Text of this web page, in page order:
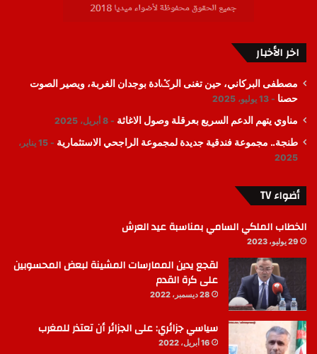
اخر الأخبار
مصطفى البركاني، حين تغنى الرݣادة بوجدان الغربة، ويصير الصوت
حصنا
13 يوليو، 2025
مناوي يتهم الدعم السريع بعرقلة وصول الاغاثة 8 أبريل، 2025
طنجة.. مجموعة فندقية جديدة لمجموعة الراجحي الاستثمارية
15 يناير،
2025
أضواء TV
الخطاب الملكي السامي بمناسبة عيد العرش
29 يوليو، 2023
لقجع يدين الممارسات المشينة لبعض المحسوبين
على كرة القدم
28 ديسمبر، 2022
سياسي جزائري: على الجزائر أن تعتذر للمغرب
16 أبريل، 2022